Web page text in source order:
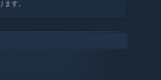
す。